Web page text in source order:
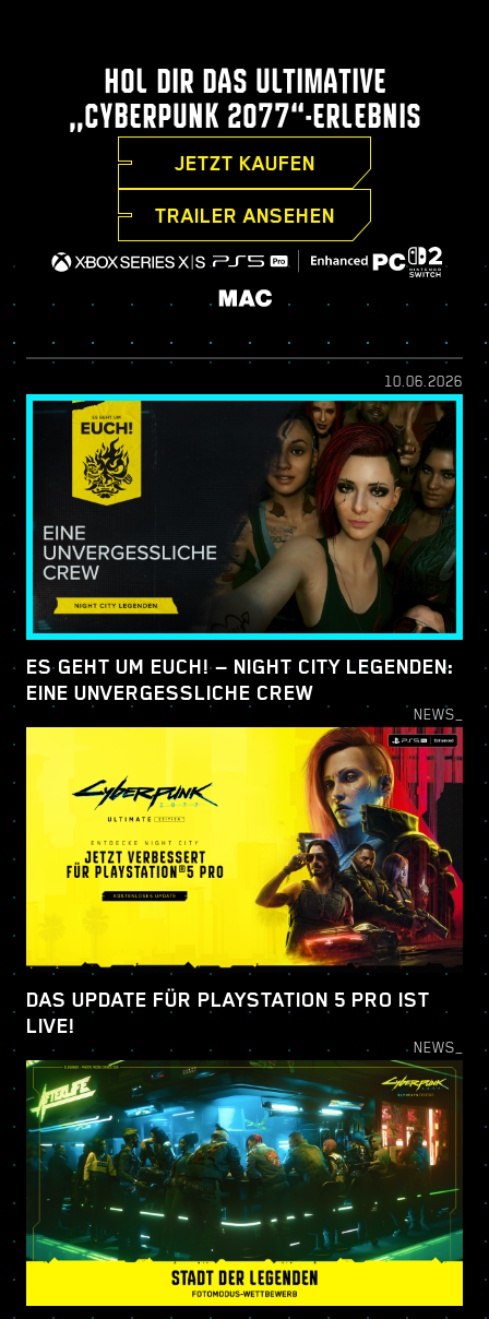
HOL DIR DAS ULTIMATIVE
„CYBERPUNK 2077“-ERLEBNIS
JETZT KAUFEN
TRAILER ANSEHEN
10.06.2026
ES GEHT UM EUCH! — NIGHT CITY LEGENDEN:
EINE UNVERGESSLICHE CREW
NEWS_
DAS UPDATE FÜR PLAYSTATION 5 PRO IST
LIVE!
NEWS_